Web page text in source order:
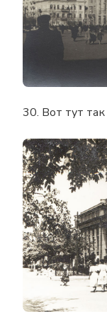
30. Вот тут